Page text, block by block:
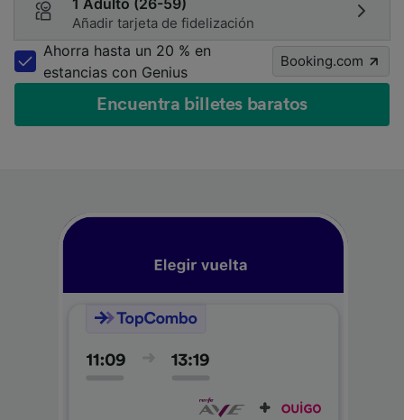
Añadir tarjeta de fidelización
Ahorra hasta un 20 % en
estancias con Genius
Booking.com
Encuentra billetes baratos